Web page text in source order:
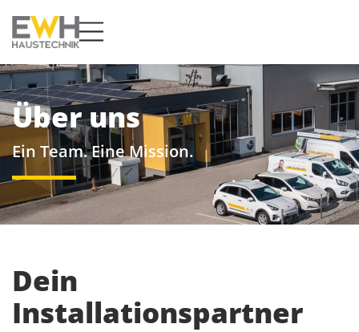
Über uns
Ein Team. Eine Mission.
Dein
Installationspartner